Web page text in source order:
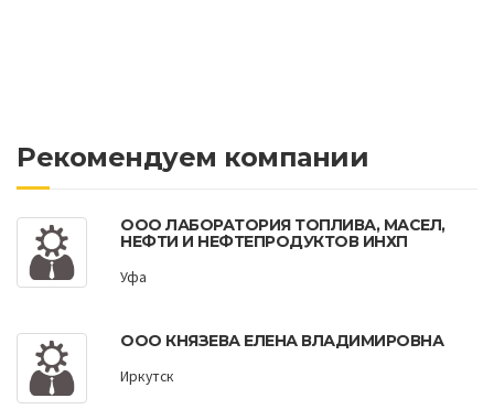
Рекомендуем компании
ООО ЛАБОРАТОРИЯ ТОПЛИВА, МАСЕЛ,
НЕФТИ И НЕФТЕПРОДУКТОВ ИНХП
Уфа
ООО КНЯЗЕВА ЕЛЕНА ВЛАДИМИРОВНА
Иркутск